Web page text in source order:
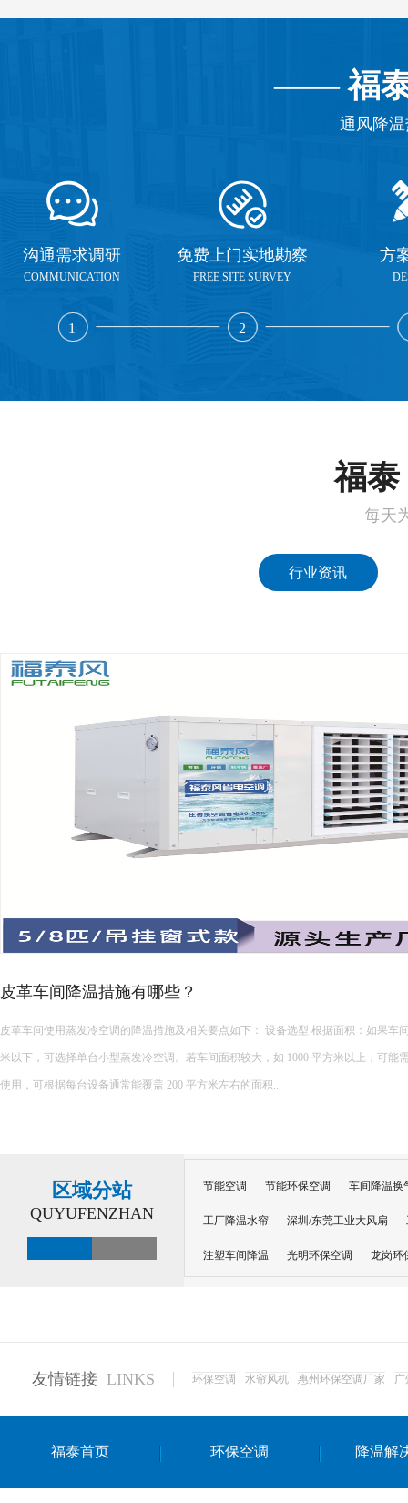
——福
通风降
沟通需求调研
COMMUNICATION
1
免费上门实地勘察
FREE SITE SURVEY
2
方
福泰
每天
行业资讯
厂房高温降温常见的降温设备…
厂房高温降温常见的降温设备有哪些 厂房高温降温常见的降温设备多种多样，每种设备都有其独特的功能和适
用场景。以下是一些常见的厂房降温设备： 中央空调： 功能：制冷降温。 ...
区域分站
QUYUFENZHAN
节能空调 节能环保空调 车间降温换
工厂降温水帘 深圳/东莞工业大风扇
注塑车间降温 光明环保空调 龙岗环
达州工业省电安装
友情链接 LINKS 环保空调 水帘风机 惠州环保空调厂家 广
福泰首页 环保空调 降温解